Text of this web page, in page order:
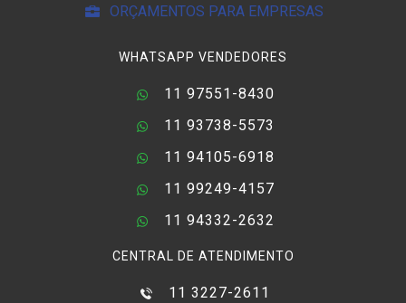
ORÇAMENTOS PARA EMPRESAS
WHATSAPP VENDEDORES
11 97551-8430
11 93738-5573
11 94105-6918
11 99249-4157
11 94332-2632
CENTRAL DE ATENDIMENTO
11 3227-2611